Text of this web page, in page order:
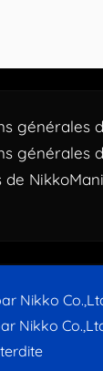
générales
générales
de
Nikko
Nikko